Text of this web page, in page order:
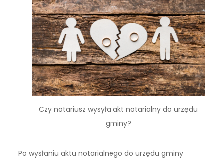
Czy notariusz wysyła akt notarialny do urzędu
gminy?
Po wysłaniu aktu notarialnego do urzędu gminy